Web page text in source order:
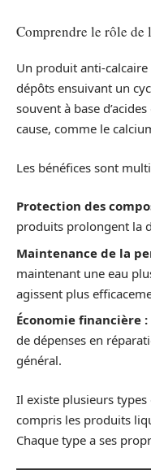
Comprendre le rôle de
Un produit anti-
dépôts ensuivant un
souvent à base
cause, comme le
Les bénéfices sont
Protection des
produits prolongent la
Maintenance de la
maintenant une eau
agissent plus
Économie financière :
de dépenses en
général.
Il existe plusieurs types
compris les produits
Chaque type a ses